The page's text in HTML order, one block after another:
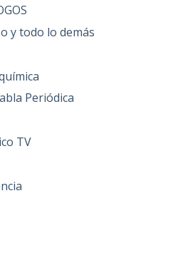
y todo lo demás
Periódica
TV